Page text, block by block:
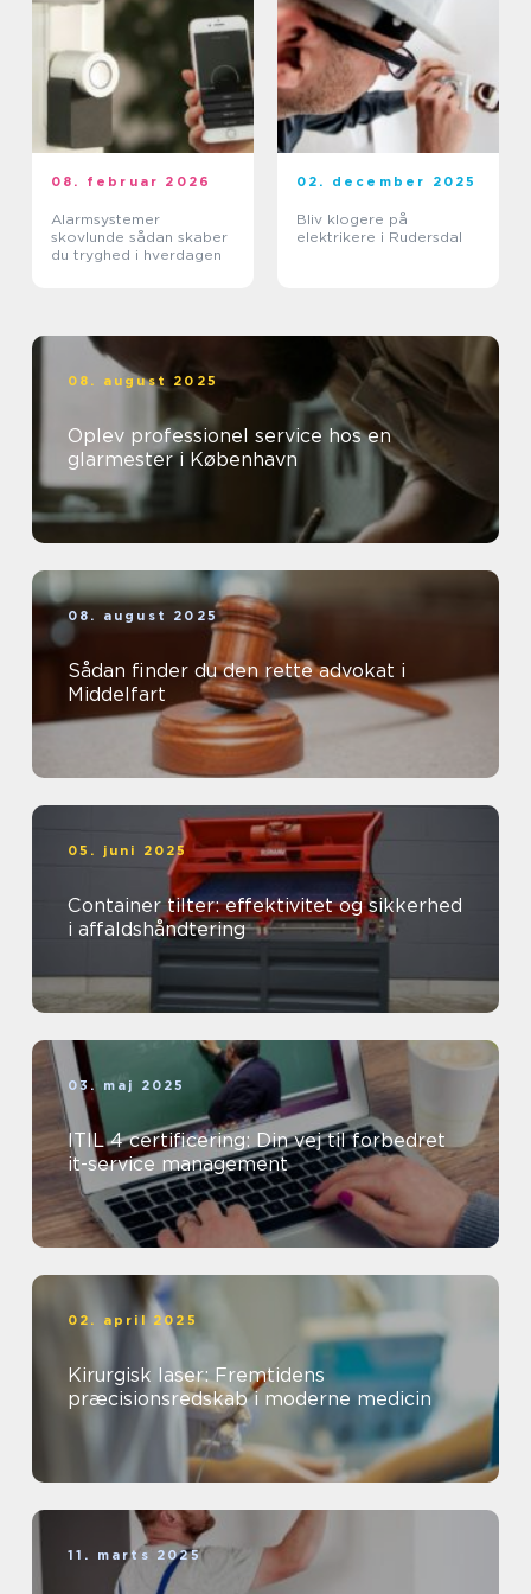
08. februar 2026
Alarmsystemer
skovlunde sådan skaber
du tryghed i hverdagen
02. december 2025
Bliv klogere på
elektrikere i Rudersdal
08. august 2025
Oplev professionel service hos en
glarmester i København
08. august 2025
Sådan finder du den rette advokat i
Middelfart
05. juni 2025
Container tilter: effektivitet og sikkerhed
i affaldshåndtering
03. maj 2025
ITIL 4 certificering: Din vej til forbedret
it-service management
02. april 2025
Kirurgisk laser: Fremtidens
præcisionsredskab i moderne medicin
11. marts 2025